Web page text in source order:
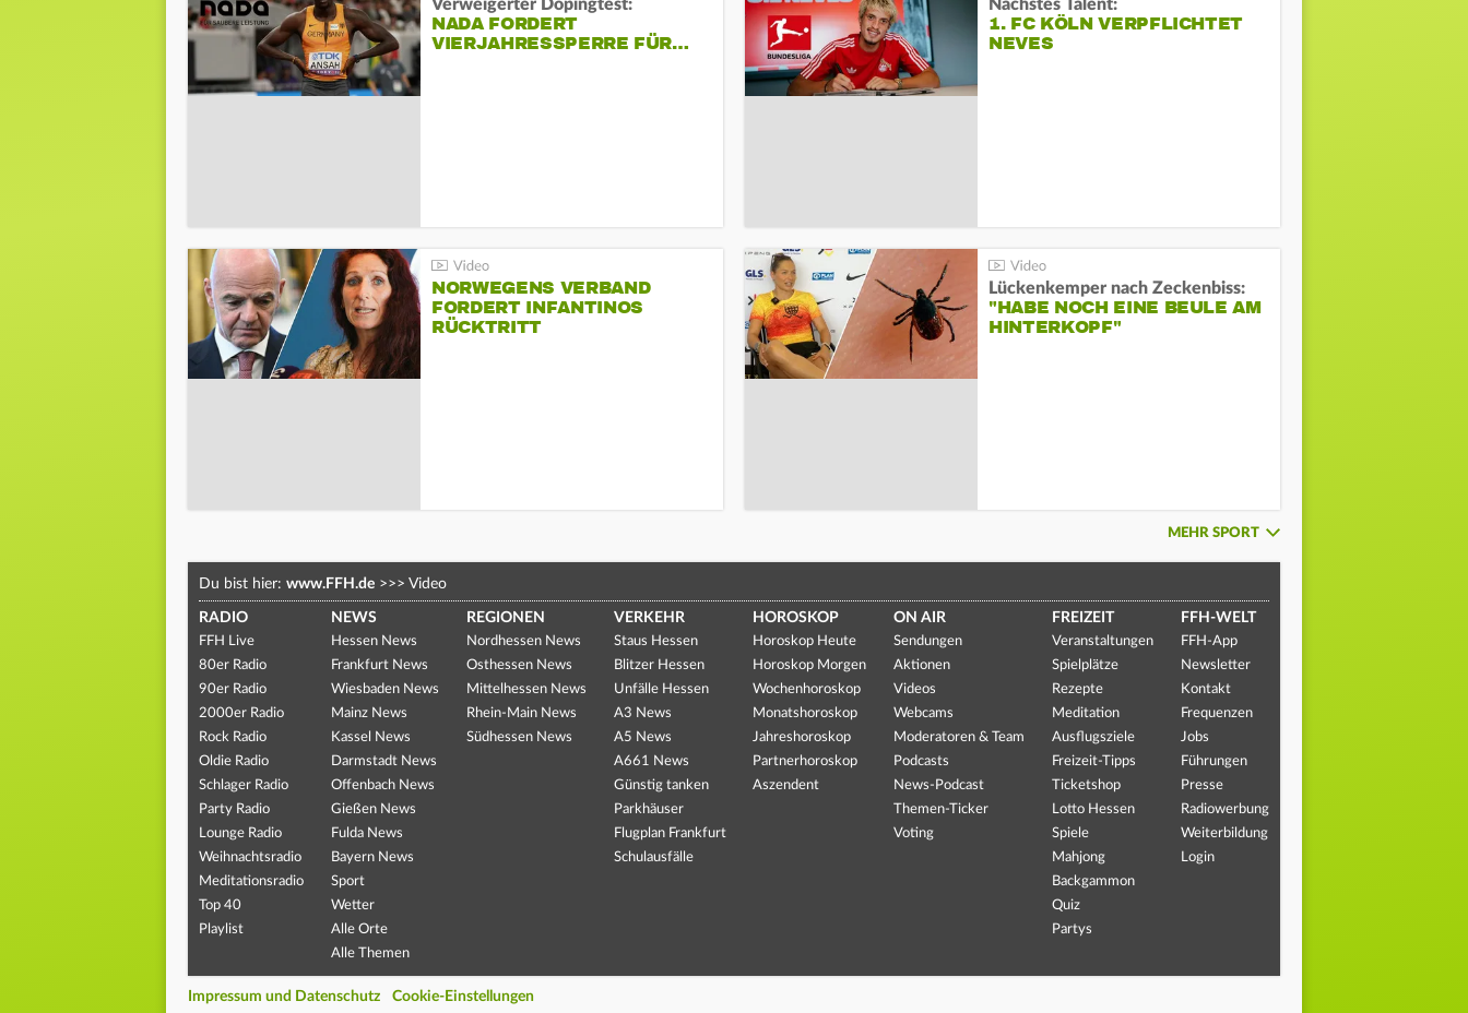
Verweigerter Dopingtest:
NADA FORDERT
VIERJAHRESSPERRE FÜR…
Nächstes Talent:
1. FC KÖLN VERPFLICHTET
NEVES
NORWEGENS VERBAND
FORDERT INFANTINOS
RÜCKTRITT
Lückenkemper nach Zeckenbiss:
"HABE NOCH EINE BEULE AM
HINTERKOPF"
MEHR SPORT
Du bist hier: www.FFH.de >>> Video
RADIO
FFH Live
80er Radio
90er Radio
2000er Radio
Rock Radio
Oldie Radio
Schlager Radio
Party Radio
Lounge Radio
Weihnachtsradio
Meditationsradio
Top 40
Playlist
NEWS
Hessen News
Frankfurt News
Wiesbaden News
Mainz News
Kassel News
Darmstadt News
Offenbach News
Gießen News
Fulda News
Bayern News
Sport
Wetter
Alle Orte
Alle Themen
REGIONEN
Nordhessen News
Osthessen News
Mittelhessen News
Rhein-Main News
Südhessen News
VERKEHR
Staus Hessen
Blitzer Hessen
Unfälle Hessen
A3 News
A5 News
A661 News
Günstig tanken
Parkhäuser
Flugplan Frankfurt
Schulausfälle
HOROSKOP
Horoskop Heute
Horoskop Morgen
Wochenhoroskop
Monatshoroskop
Jahreshoroskop
Partnerhoroskop
Aszendent
ON AIR
Sendungen
Aktionen
Videos
Webcams
Moderatoren & Team
Podcasts
News-Podcast
Themen-Ticker
Voting
FREIZEIT
Veranstaltungen
Spielplätze
Rezepte
Meditation
Ausflugsziele
Freizeit-Tipps
Ticketshop
Lotto Hessen
Spiele
Mahjong
Backgammon
Quiz
Partys
FFH-WELT
FFH-App
Newsletter
Kontakt
Frequenzen
Jobs
Führungen
Presse
Radiowerbung
Weiterbildung
Login
Impressum und Datenschutz Cookie-Einstellungen